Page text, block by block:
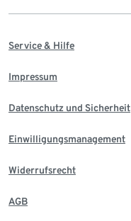
Service & Hilfe
Impressum
Datenschutz und Sicherheit
Einwilligungsmanagement
Widerrufsrecht
AGB